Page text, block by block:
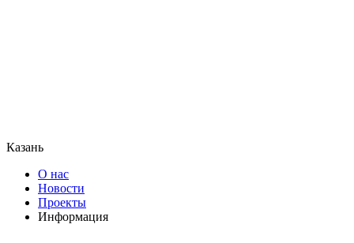
Казань
О нас
Новости
Проекты
Информация